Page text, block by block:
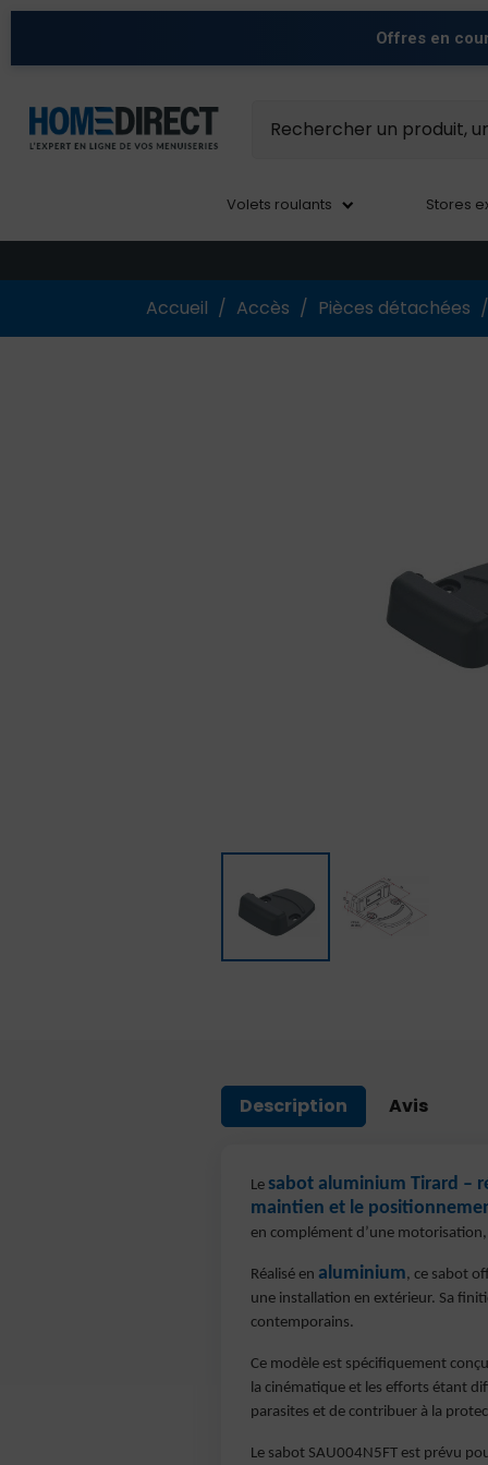
Offres en
Volets roulants Stores
Accueil Accès Pièces détachées
Description Avis
Le sabot aluminium Tirard –
maintien et le
en complément d’une
Réalisé en aluminium, ce sabot
une installation en extérieur. Sa
contemporains.
Ce modèle est spécifiquement
la cinématique et les efforts étant
parasites et de contribuer à la
Le sabot SAU004N5FT est prévu